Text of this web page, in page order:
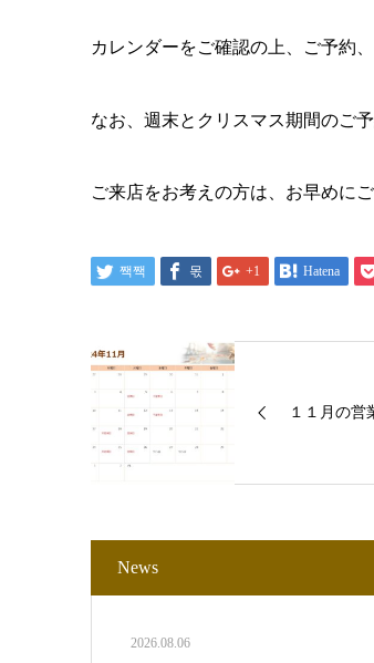
カレンダーをご確認の上、ご予約
なお、週末とクリスマス期間のご
ご来店をお考えの方は、お早めにご
짹짹 몫 +1 Hatena
１１月の営
News
2026.08.06